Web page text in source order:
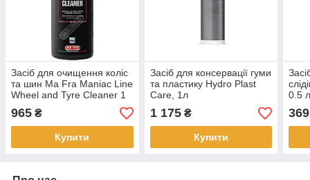
Засіб для очищення коліс
та шин Ma Fra Maniac Line
Wheel and Tyre Cleaner 1
л
965 ₴
Купити
Засіб для консервації гуми
та пластику Hydro Plast
Care, 1л
1 175₴
Купити
0.5
369